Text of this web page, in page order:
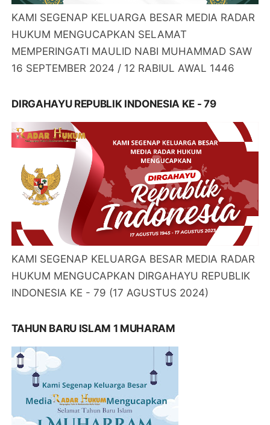
KAMI SEGENAP KELUARGA BESAR MEDIA RADAR
HUKUM MENGUCAPKAN SELAMAT
MEMPERINGATI MAULID NABI MUHAMMAD SAW
16 SEPTEMBER 2024 / 12 RABIUL AWAL 1446
DIRGAHAYU REPUBLIK INDONESIA KE - 79
KAMI SEGENAP KELUARGA BESAR MEDIA RADAR
HUKUM MENGUCAPKAN DIRGAHAYU REPUBLIK
INDONESIA KE - 79 (17 AGUSTUS 2024)
TAHUN BARU ISLAM 1 MUHARAM